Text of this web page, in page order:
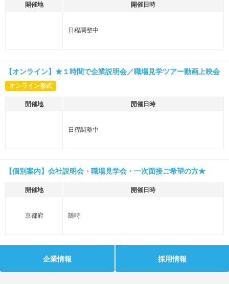
開催地 開催日時
日程調整中
【オンライン】★１時間で企業説明会／職場見学ツアー動画上映会
オンライン形式
開催地 開催日時
日程調整中
【個別案内】会社説明会・職場見学会・一次面接ご希望の方★
開催地 開催日時
京都府 随時
企業情報 採用情報